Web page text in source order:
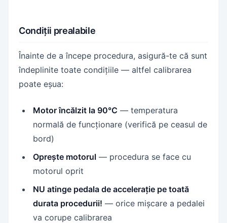
Condiții prealabile
Înainte de a începe procedura, asigură-te că sunt
îndeplinite toate condițiile — altfel calibrarea
poate eșua:
Motor încălzit la 90°C — temperatura
normală de funcționare (verifică pe ceasul de
bord)
Oprește motorul — procedura se face cu
motorul oprit
NU atinge pedala de accelerație pe toată
durata procedurii! — orice mișcare a pedalei
va corupe calibrarea